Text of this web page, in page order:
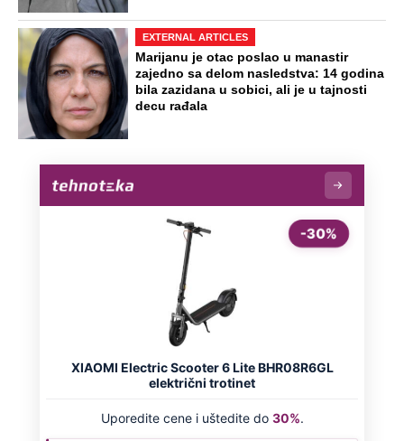
EXTERNAL ARTICLES
Marijanu je otac poslao u manastir
zajedno sa delom nasledstva: 14 godina
bila zazidana u sobici, ali je u tajnosti
decu rađala